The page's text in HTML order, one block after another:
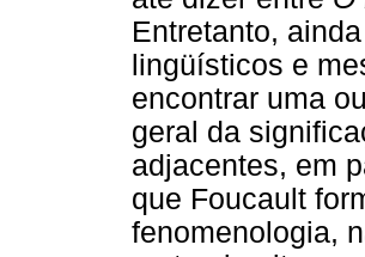
Entretanto,
lingüísticos e
encontrar uma
geral da
adjacentes, em
que Foucault
fenomenologia,